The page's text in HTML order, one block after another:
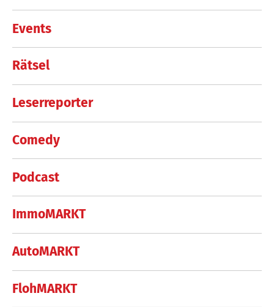
Events
Rätsel
Leserreporter
Comedy
Podcast
ImmoMARKT
AutoMARKT
FlohMARKT